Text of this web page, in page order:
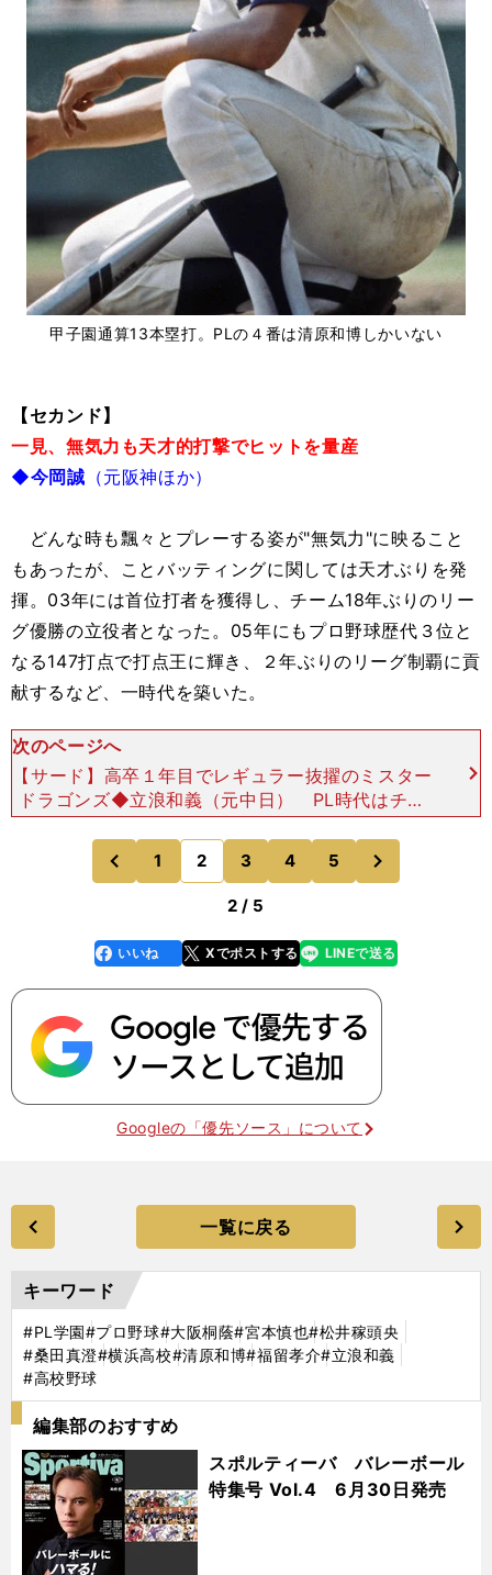
甲子園通算13本塁打。PLの４番は清原和博しかいない
【セカンド】
一見、無気力も天才的打撃でヒットを量産
◆今岡誠 （元阪神ほか）
どんな時も飄々とプレーする姿が"無気力"に映ること
もあったが、ことバッティングに関しては天才ぶりを発
揮。03年には首位打者を獲得し、チーム18年ぶりのリー
グ優勝の立役者となった。05年にもプロ野球歴代３位と
なる147打点で打点王に輝き、２年ぶりのリーグ制覇に貢
献するなど、一時代を築いた。
次のページへ
【サード】高卒１年目でレギュラー抜擢のミスター
ドラゴンズ◆立浪和義（元中日） PL時代はチー
ムメイトが「タツ（立浪）が怒られるのを見たこと
がない」と言うほど、走攻守で完璧なプレーを披
露。３年時には主将
前
のページへ
1 2 3 4 5
のページへ
2 / 5
faceboo
k
いいね Xでポストする
line LINEで送る
Googleの「優先ソース」について
一覧に戻る
キーワード
#PL学園#プロ野球#大阪桐蔭#宮本慎也#松井稼頭央
#桑田真澄#横浜高校#清原和博#福留孝介#立浪和義
#高校野球
編集部のおすすめ
スポルティーバ バレーボール
特集号 Vol.4 6月30日発売